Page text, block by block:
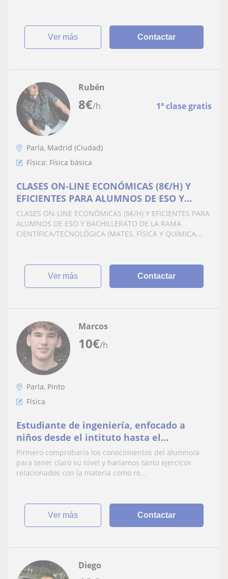
ver más Contactar
8€/h 1ª clase gratis
Rubén
Parla, Madrid (Ciudad)
Física: Física básica
CLASES ON-LINE ECONÓMICAS (8€/H) Y
EFICIENTES PARA ALUMNOS DE ESO Y
BACHILLERATO DE LA RAMA
CIENTÍFICA/TECNOLÓGICA (MATES, FÍSICA Y
QUÍMICA)
CLASES ON-LINE ECONÓMICAS (8€/H) Y EFICIENTES PARA
ALUMNOS DE ESO Y BACHILLERATO DE LA RAMA
CIENTÍFICA/TECNOLÓGICA (MATES, FÍSICA Y QUÍMICA...
ver más Contactar
10€/h
Marcos
Parla, Pinto
Física
Estudiante de ingeniería, enfocado a
niños desde el intituto hasta el
bachillerato.
Pirmero comprobaría los conocimientos del alumno/a
para tener claro su nivel y hariamos tanto ejercicos
relacionados con la materia como re...
ver más Contactar
Diego